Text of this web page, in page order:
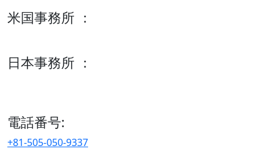
米国事務所 ：
日本事務所 ：
電話番号:
+81-505-050-9337